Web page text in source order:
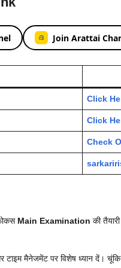
Join Arattai
Click
Click
Check
Main Examination की
टाइम मैनेजमेंट पर विशेष ध्यान दें।